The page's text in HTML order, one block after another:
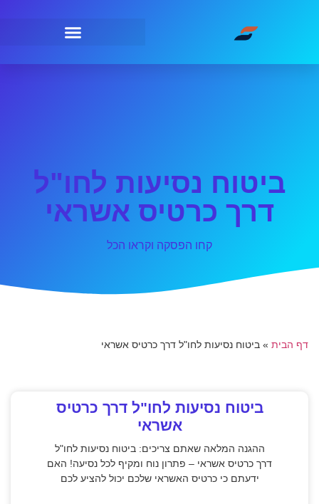
ביטוח נסיעות לחו"ל
דרך כרטיס אשראי
קחו הפסקה וקראו הכל
דף הבית » ביטוח נסיעות לחו"ל דרך כרטיס אשראי
ביטוח נסיעות לחו"ל דרך כרטיס
אשראי
ההגנה המלאה שאתם צריכים: ביטוח נסיעות לחו"ל
דרך כרטיס אשראי – פתרון נוח ומקיף לכל נסיעה! האם
ידעתם כי כרטיס האשראי שלכם יכול להציע לכם